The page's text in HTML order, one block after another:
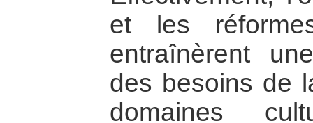
et les
entraînèrent
des besoins de
domaines